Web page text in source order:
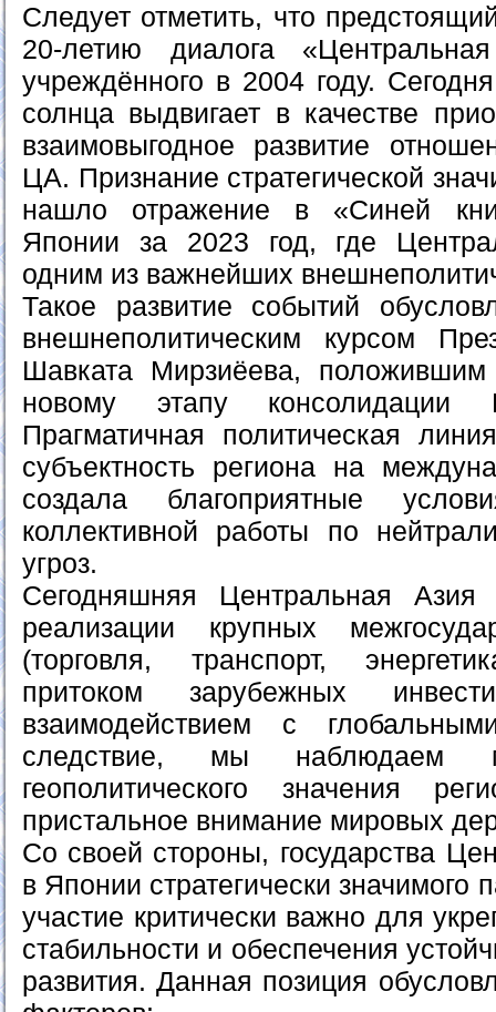
Следует отметить, что
20-летию диалога
учреждённого в 2004 году.
солнца выдвигает в качестве
взаимовыгодное развитие
ЦА. Признание стратегической
нашло отражение в «Синей
Японии за 2023 год, где
одним из важнейших
Такое развитие событий
внешнеполитическим курсом
Шавката Мирзиёева, положившим
новому этапу консолидации
Прагматичная политическая
субъектность региона на
создала благоприятные
коллективной работы по
угроз.
Сегодняшняя Центральная Азия
реализации крупных
(торговля, транспорт,
притоком зарубежных
взаимодействием с
следствие, мы наблюдаем
геополитического значения
пристальное внимание мировых
Со своей стороны, государства
в Японии стратегически значимого
участие критически важно для
стабильности и обеспечения
развития. Данная позиция